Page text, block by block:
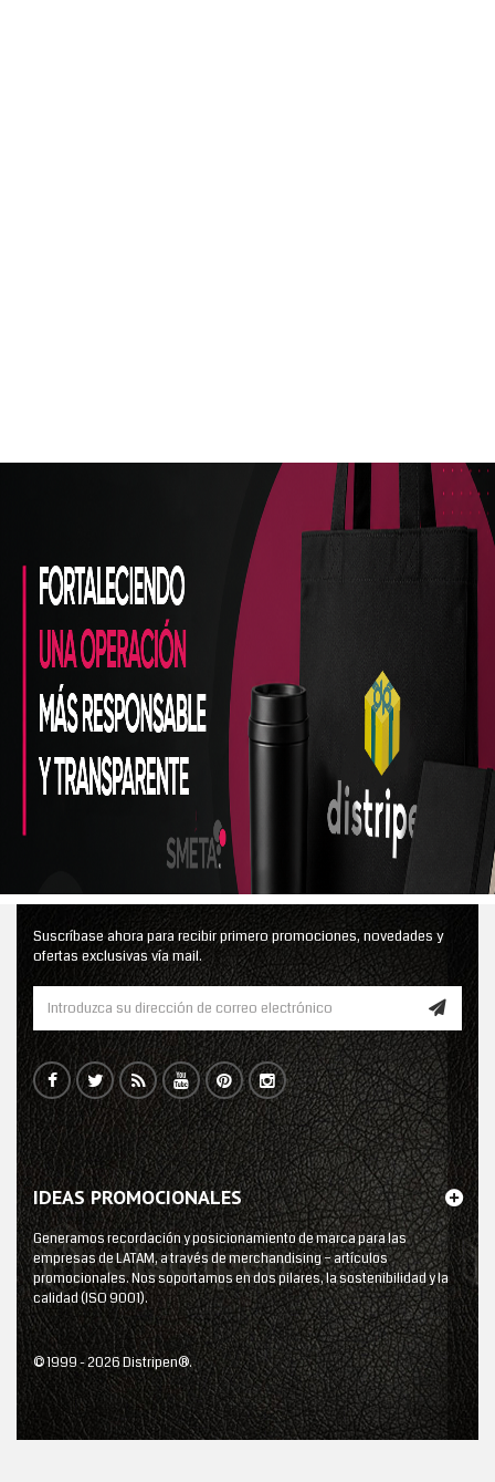
Suscríbase ahora para recibir primero promociones, novedades y
ofertas exclusivas vía mail.
IDEAS PROMOCIONALES
Generamos recordación y posicionamiento de marca para las
empresas de LATAM, a través de merchandising – artículos
promocionales. Nos soportamos en dos pilares, la sostenibilidad y la
calidad (ISO 9001).
© 1999 - 2026 Distripen®.